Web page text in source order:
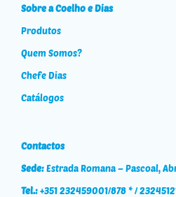
Sobre a Coelho e Dias
Produtos
Quem Somos?
Chefe Dias
Catálogos
Contactos
Sede:Estrada Romana – Pascoal,
Tel.:+351 232459001/878 * /